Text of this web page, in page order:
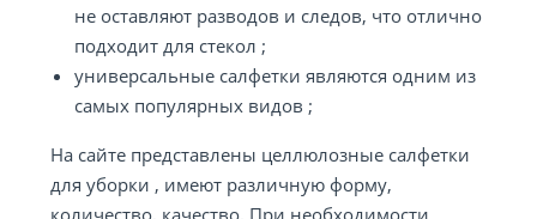
не оставляют разводов и следов, что отлично
подходит для стекол ;
универсальные салфетки являются одним из
самых популярных видов ;
На сайте представлены целлюлозные салфетки
для уборки , имеют различную форму,
количество, качество. При необходимости